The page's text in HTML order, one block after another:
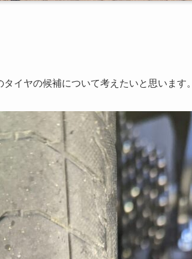
イヤの候補について考えたいと思います。